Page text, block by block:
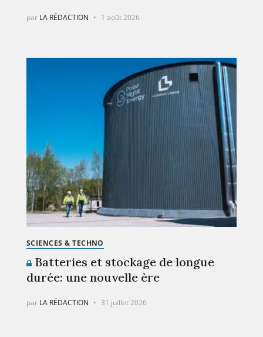
par LA RÉDACTION 1 août 2026
SCIENCES & TECHNO
Batteries et stockage de longue
durée: une nouvelle ère
par LA RÉDACTION 31 juillet 2026